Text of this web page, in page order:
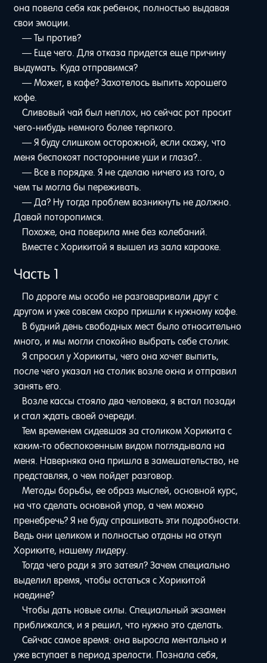
она повела себя как ребенок, полностью выдавая
свои эмоции.
— Ты против?
— Еще чего. Для отказа придется еще причину
выдумать. Куда отправимся?
— Может, в кафе? Захотелось выпить хорошего
кофе.
Сливовый чай был неплох, но сейчас рот просит
чего-нибудь немного более терпкого.
— Я буду слишком осторожной, если скажу, что
меня беспокоят посторонние уши и глаза?..
— Все в порядке. Я не сделаю ничего из того, о
чем ты могла бы переживать.
— Да? Ну тогда проблем возникнуть не должно.
Давай поторопимся.
Похоже, она поверила мне без колебаний.
Вместе с Хорикитой я вышел из зала караоке.
Часть 1
По дороге мы особо не разговаривали друг с
другом и уже совсем скоро пришли к нужному кафе.
В будний день свободных мест было относительно
много, и мы могли спокойно выбрать себе столик.
Я спросил у Хорикиты, чего она хочет выпить,
после чего указал на столик возле окна и отправил
занять его.
Возле кассы стояло два человека, я встал позади
и стал ждать своей очереди.
Тем временем сидевшая за столиком Хорикита с
каким-то обеспокоенным видом поглядывала на
меня. Наверняка она пришла в замешательство, не
представляя, о чем пойдет разговор.
Методы борьбы, ее образ мыслей, основной курс,
на что сделать основной упор, а чем можно
пренебречь? Я не буду спрашивать эти подробности.
Ведь они целиком и полностью отданы на откуп
Хориките, нашему лидеру.
Тогда чего ради я это затеял? Зачем специально
выделил время, чтобы остаться с Хорикитой
наедине?
Чтобы дать новые силы. Специальный экзамен
приближался, и я решил, что нужно это сделать.
Сейчас самое время: она выросла ментально и
уже вступает в период зрелости. Познала себя,